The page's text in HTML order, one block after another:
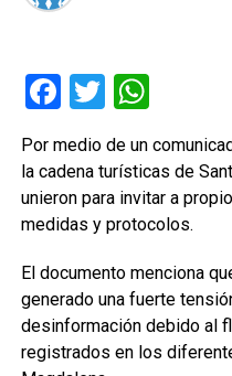
Facebook
Twitter
Por medio de un
la cadena turísticas de
unieron para invitar a
medidas y protocolos.
El documento menciona
generado una fuerte
desinformación debido al
registrados en los